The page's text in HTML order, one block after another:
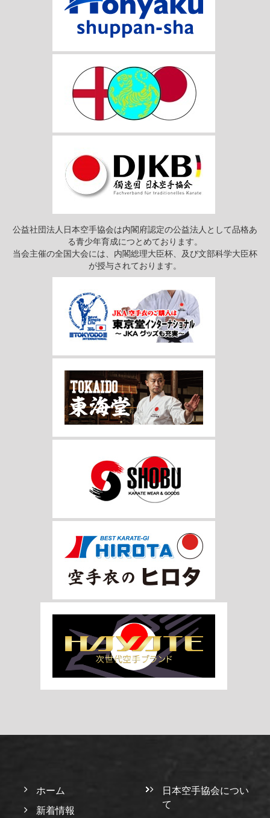
公益社団法人日本空手協会は内閣府認定の公益法人として品格あ
る青少年育成につとめております。
当会主催の全国大会には、内閣総理大臣杯、及び文部科学大臣杯
が授与されております。
ホーム
新着情報
日本空手協会につい
て